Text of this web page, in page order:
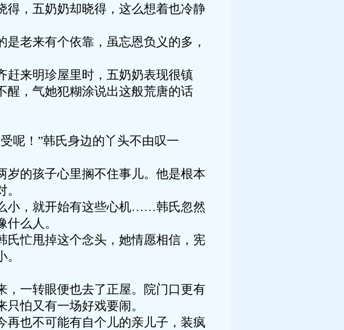
，五奶奶却晓得，这么想着也冷静
老来有个依靠，虽忘恩负义的多，
赶来明珍屋里时，五奶奶表现很镇
醒，气她犯糊涂说出这般荒唐的话
呢！”韩氏身边的丫头不由叹一
岁的孩子心里搁不住事儿。他是根本
小，就开始有这些心机……韩氏忽然
么人。
氏忙甩掉这个念头，她情愿相信，宪
，一转眼便也去了正屋。院门口更有
怕又有一场好戏要闹。
再也不可能有自个儿的亲儿子，装疯